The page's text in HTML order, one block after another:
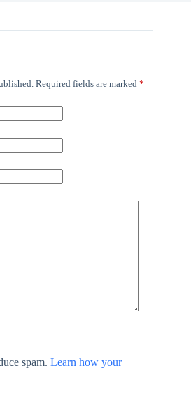
Required fields are marked *
spam. Learn how your